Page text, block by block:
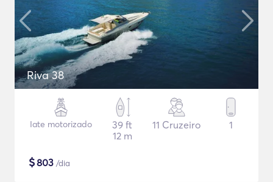
Riva 38
Iate motorizado
39 ft
12 m
11 Cruzeiro 1
$803 /dia